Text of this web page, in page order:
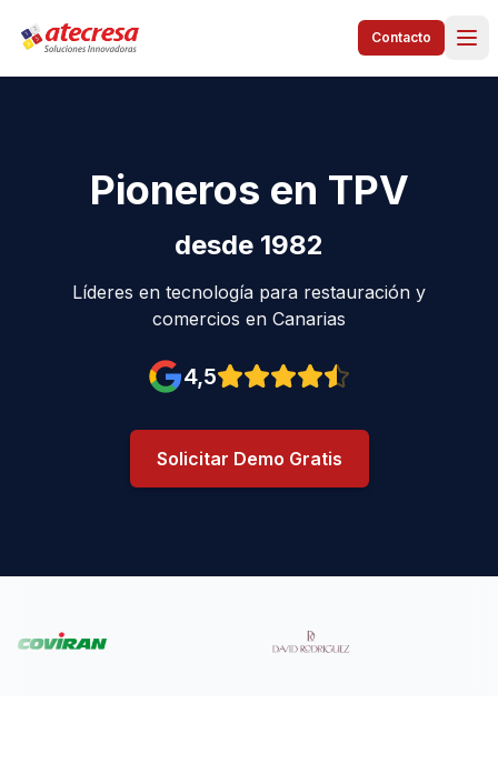
Contacto
Pioneros en TPV
desde 1982
Líderes en tecnología para restauración y
comercios en Canarias
Valoración en Google: 4,5
4,5
Solicitar Demo Gratis